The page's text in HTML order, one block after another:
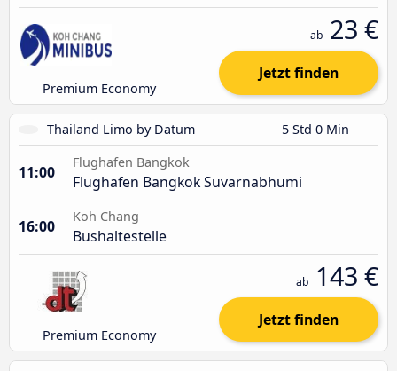
Premium Economy
ab 23 €
Jetzt finden
Thailand Limo by Datum 5 Std 0 Min
11:00
Flughafen Bangkok
Flughafen Bangkok Suvarnabhumi
16:00
Koh Chang
Bushaltestelle
Premium Economy
ab 143 €
Jetzt finden